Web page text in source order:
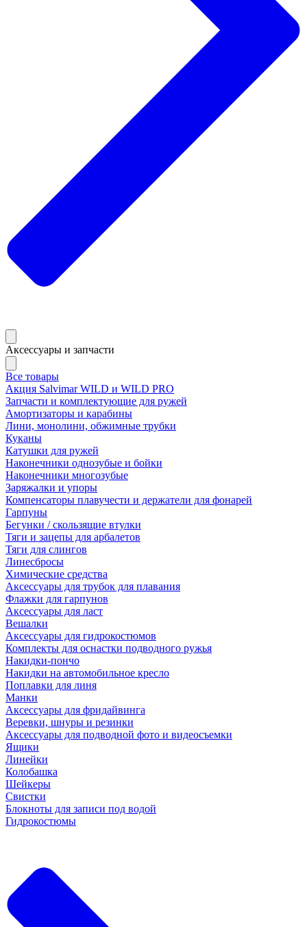
Аксессуары и запчасти
Все товары
Акция Salvimar WILD и WILD PRO
Запчасти и комплектующие для ружей
Амортизаторы и карабины
Лини, монолини, обжимные трубки
Куканы
Катушки для ружей
Наконечники однозубые и бойки
Наконечники многозубые
Заряжалки и упоры
Компенсаторы плавучести и держатели для фонарей
Гарпуны
Бегунки / скользящие втулки
Тяги и зацепы для арбалетов
Тяги для слингов
Линесбросы
Химические средства
Аксессуары для трубок для плавания
Флажки для гарпунов
Аксессуары для ласт
Вешалки
Аксессуары для гидрокостюмов
Комплекты для оснастки подводного ружья
Накидки-пончо
Накидки на автомобильное кресло
Поплавки для линя
Манки
Аксессуары для фридайвинга
Веревки, шнуры и резинки
Аксессуары для подводной фото и видеосъемки
Ящики
Линейки
Колобашка
Шейкеры
Свистки
Блокноты для записи под водой
Гидрокостюмы